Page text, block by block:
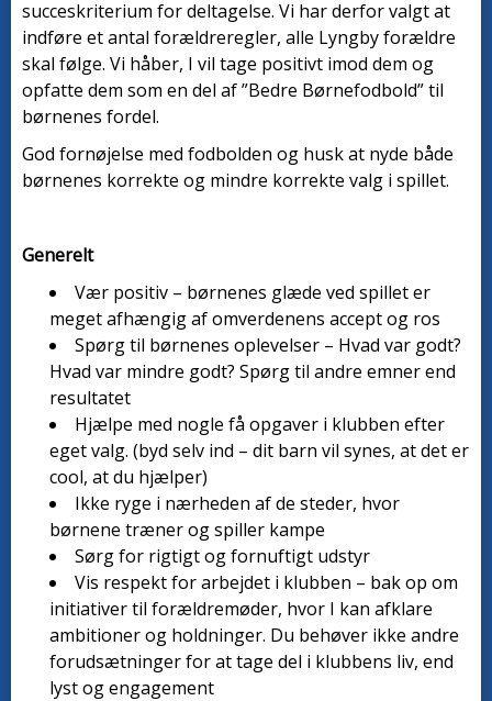
succeskriterium for deltagelse. Vi har derfor valgt at
indføre et antal forældreregler, alle Lyngby forældre
skal følge. Vi håber, I vil tage positivt imod dem og
opfatte dem som en del af ”Bedre Børnefodbold” til
børnenes fordel.
God fornøjelse med fodbolden og husk at nyde både
børnenes korrekte og mindre korrekte valg i spillet.
Generelt
Vær positiv – børnenes glæde ved spillet er
meget afhængig af omverdenens accept og ros
Spørg til børnenes oplevelser – Hvad var godt?
Hvad var mindre godt? Spørg til andre emner end
resultatet
Hjælpe med nogle få opgaver i klubben efter
eget valg. (byd selv ind – dit barn vil synes, at det er
cool, at du hjælper)
Ikke ryge i nærheden af de steder, hvor
børnene træner og spiller kampe
Sørg for rigtigt og fornuftigt udstyr
Vis respekt for arbejdet i klubben – bak op om
initiativer til forældremøder, hvor I kan afklare
ambitioner og holdninger. Du behøver ikke andre
forudsætninger for at tage del i klubbens liv, end
lyst og engagement